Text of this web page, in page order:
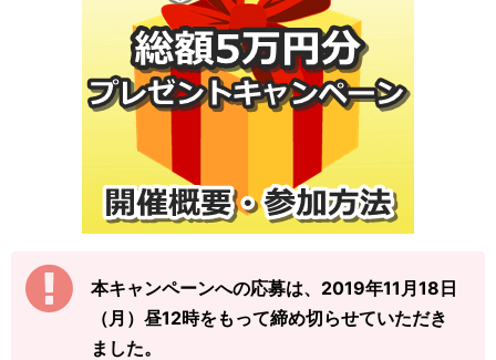
本キャンペーンへの応募は、2019年11月18日
（月）昼12時をもって締め切らせていただき
ました。